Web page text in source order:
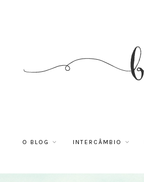
O BLOG INTERCÂMBIO